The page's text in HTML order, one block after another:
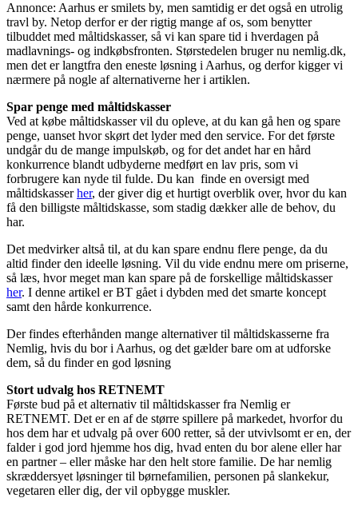
Annonce: Aarhus er smilets by, men samtidig er det også en utrolig
travl by. Netop derfor er der rigtig mange af os, som benytter
tilbuddet med måltidskasser, så vi kan spare tid i hverdagen på
madlavnings- og indkøbsfronten. Størstedelen bruger nu nemlig.dk,
men det er langtfra den eneste løsning i Aarhus, og derfor kigger vi
nærmere på nogle af alternativerne her i artiklen.
Spar penge med måltidskasser
Ved at købe måltidskasser vil du opleve, at du kan gå hen og spare
penge, uanset hvor skørt det lyder med den service. For det første
undgår du de mange impulskøb, og for det andet har en hård
konkurrence blandt udbyderne medført en lav pris, som vi
forbrugere kan nyde til fulde. Du kan finde en oversigt med
måltidskasserher, der giver dig et hurtigt overblik over, hvor du kan
få den billigste måltidskasse, som stadig dækker alle de behov, du
har.
Det medvirker altså til, at du kan spare endnu flere penge, da du
altid finder den ideelle løsning. Vil du vide endnu mere om priserne,
så læs, hvor meget man kan spare på de forskellige måltidskasser
her. I denne artikel er BT gået i dybden med det smarte koncept
samt den hårde konkurrence.
Der findes efterhånden mange alternativer til måltidskasserne fra
Nemlig, hvis du bor i Aarhus, og det gælder bare om at udforske
dem, så du finder en god løsning
Stort udvalg hos RETNEMT
Første bud på et alternativ til måltidskasser fra Nemlig er
RETNEMT. Det er en af de større spillere på markedet, hvorfor du
hos dem har et udvalg på over 600 retter, så der utvivlsomt er en, der
falder i god jord hjemme hos dig, hvad enten du bor alene eller har
en partner – eller måske har den helt store familie. De har nemlig
skræddersyet løsninger til børnefamilien, personen på slankekur,
vegetaren eller dig, der vil opbygge muskler.